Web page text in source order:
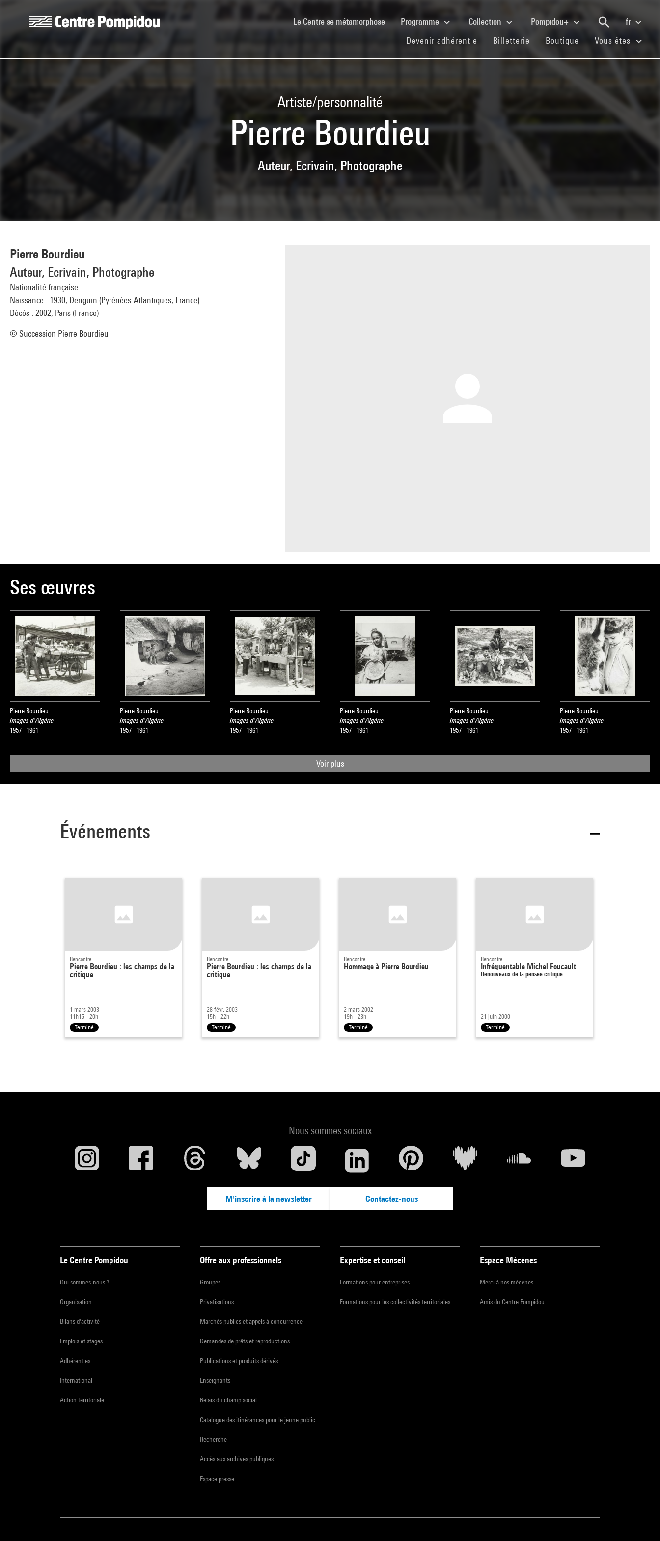
Le Centre se métamorphose(current)Programme Collection Pompidou+
fr
Devenir adhérent·e (current)
Billetterie (current)
Boutique (current)
Vous êtes
Artiste/personnalité
Pierre Bourdieu
Auteur, Ecrivain, Photographe
Pierre Bourdieu
Auteur, Ecrivain, Photographe
Nationalité française
Naissance : 1930, Denguin (Pyrénées-Atlantiques, France)
Décès : 2002, Paris (France)
© Succession Pierre Bourdieu
Ses œuvres
Pierre Bourdieu
Images d'Algérie
1957 - 1961
Pierre Bourdieu
Images d'Algérie
1957 - 1961
Pierre Bourdieu
Images d'Algérie
1957 - 1961
Pierre Bourdieu
Images d'Algérie
1957 - 1961
Pierre Bourdieu
Images d'Algérie
1957 - 1961
Pierre Bourdieu
Images d'Algérie
1957 - 1961
Voir plus
Événements
Rencontre
Pierre Bourdieu : les champs de la
critique
1 mars 2003
11h15 - 20h
Terminé
Rencontre
Pierre Bourdieu : les champs de la
critique
28 févr. 2003
15h - 22h
Terminé
Rencontre
Hommage à Pierre Bourdieu
2 mars 2002
19h - 23h
Terminé
Rencontre
Infréquentable Michel Foucault
Renouveaux de la pensée critique
21 juin 2000
Terminé
Nous sommes sociaux
M'inscrire à la newsletter Contactez-nous
Le Centre Pompidou
Qui sommes-nous ?
Organisation
Bilans d'activité
Emplois et stages
Adhérent·es
International
Action territoriale
Offre aux professionnels
Groupes
Privatisations
Marchés publics et appels à concurrence
Demandes de prêts et reproductions
Publications et produits dérivés
Enseignants
Relais du champ social
Catalogue des itinérances pour le jeune public
Recherche
Accès aux archives publiques
Espace presse
Expertise et conseil
Formations pour entreprises
Formations pour les collectivités territoriales
Espace Mécènes
Merci à nos mécènes
Amis du Centre Pompidou